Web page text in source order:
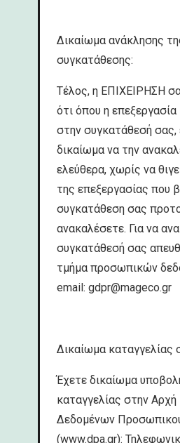
Δικαίωμα ανάκλησης
συγκατάθεσης:
Τέλος, η ΕΠΙΧΕΙΡΗΣΗ
ότι όπου η επεξεργασία
στην συγκατάθεσή σας,
δικαίωμα να την
ελεύθερα, χωρίς να
της επεξεργασίας που
συγκατάθεση σας
ανακαλέσετε. Για να
συγκατάθεσή σας
τμήμα προσωπικών
email: gdpr@mageco.gr
Δικαίωμα
Έχετε δικαίωμα
καταγγελίας στην
Δεδομένων
(www.dpa.gr):